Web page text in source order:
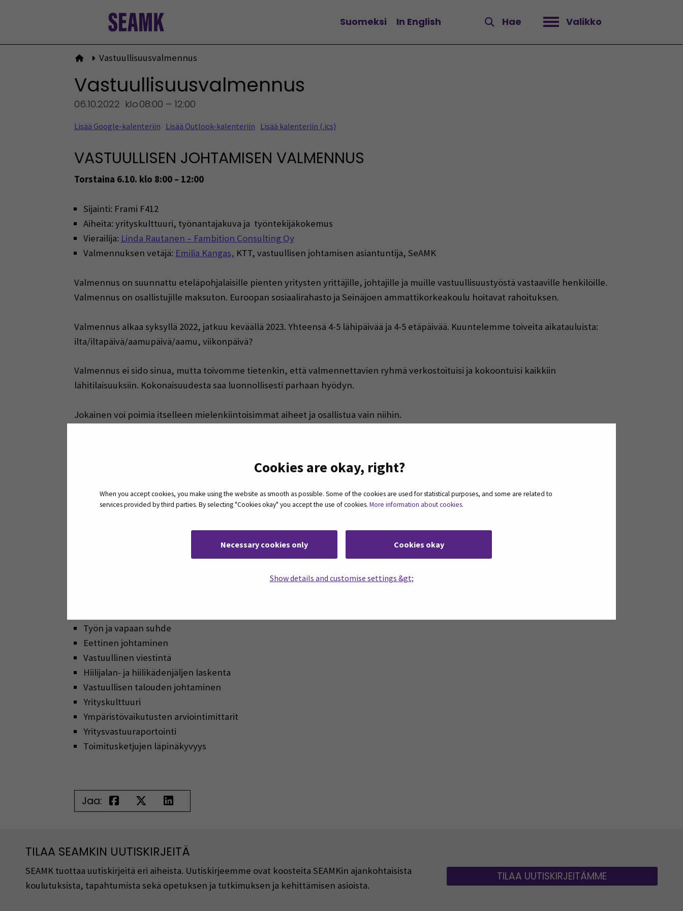
Cookies are okay, right?
When you accept cookies, you make using the website as smooth as possible. Some of the cookies are used for statistical purposes, and some are related to
services provided by third parties. By selecting "Cookies okay" you accept the use of cookies. More information about cookies.
Necessary cookies only Cookies okay
Show details and customise settings &gt;
Vaihda kieltä
Suomeksi In English Hae Valikko
Avaa valikko
Etusivulle
Vastuullisuusvalmennus
Vastuullisuusvalmennus
06.10.2022 klo08:00 – 12:00
Lisää Google-kalenteriin Lisää Outlook-kalenteriin Lisää kalenteriin (.ics)
VASTUULLISEN JOHTAMISEN VALMENNUS
Torstaina 6.10. klo 8:00 – 12:00
Sijainti: Frami F412
Aiheita: yrityskulttuuri, työnantajakuva ja työntekijäkokemus
Vierailija: Linda Rautanen – Fambition Consulting Oy
Valmennuksen vetäjä: Emilia Kangas, KTT, vastuullisen johtamisen asiantuntija, SeAMK
Valmennus on suunnattu eteläpohjalaisille pienten yritysten yrittäjille, johtajille ja muille vastuullisuustyöstä vastaaville henkilöille.
Valmennus on osallistujille maksuton. Euroopan sosiaalirahasto ja Seinäjoen ammattikorkeakoulu hoitavat rahoituksen.
Valmennus alkaa syksyllä 2022, jatkuu keväällä 2023. Yhteensä 4-5 lähipäivää ja 4-5 etäpäivää. Kuuntelemme toiveita aikatauluista:
ilta/iltapäivä/aamupäivä/aamu, viikonpäivä?
Valmennus ei sido sinua, mutta toivomme tietenkin, että valmennettavien ryhmä verkostoituisi ja kokoontuisi kaikkiin
lähitilaisuuksiin. Kokonaisuudesta saa luonnollisesti parhaan hyödyn.
Jokainen voi poimia itselleen mielenkiintoisimmat aiheet ja osallistua vain niihin.
Valmennuksen alussa testataan itsearviointia varten tehtyä vastuullisuustyökalua ja jokaisen valmennettavan ensimmäinen
tehtävä on tunnistaa 1-3 kehittämisaluetta edustamastaan yrityksestä.
Työn ja vapaan suhde
Eettinen johtaminen
Vastuullinen viestintä
Hiilijalan- ja hiilikädenjäljen laskenta
Vastuullisen talouden johtaminen
Yrityskulttuuri
Ympäristövaikutusten arviointimittarit
Yritysvastuuraportointi
Toimitusketjujen läpinäkyvyys
Jaa:
TILAA SEAMKIN UUTISKIRJEITÄ
SEAMK tuottaa uutiskirjeitä eri aiheista. Uutiskirjeemme ovat koosteita SEAMKin ajankohtaisista
koulutuksista, tapahtumista sekä opetuksen ja tutkimuksen ja kehittämisen asioista.
TILAA UUTISKIRJEITÄMME